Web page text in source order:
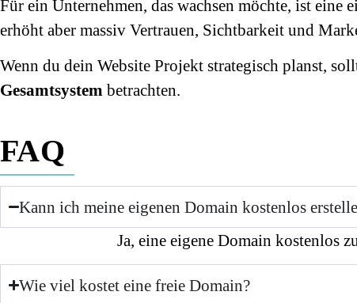
Für ein Unternehmen, das wachsen möchte, ist
erhöht aber massiv Vertrauen, Sichtbarkeit und
Wenn du dein Website Projekt strategisch planst,
Gesamtsystem betrachten.
FAQ
Kann ich meine eigenen Domain kostenlos
Ja, eine eigene Domain kostenlos
Wie viel kostet eine freie Domain?